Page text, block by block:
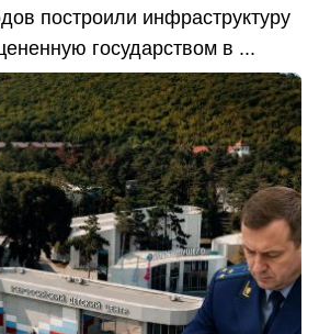
построили инфраструктуру
государством в ...